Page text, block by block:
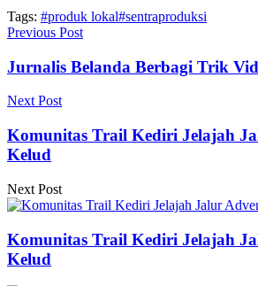
Tags: #produk lokal#sentraproduksi
Previous Post
Jurnalis Belanda Berbagi Trik
Next Post
Komunitas Trail Kediri Jelajah
Kelud
Next Post
Komunitas Trail Kediri Jelajah
Kelud